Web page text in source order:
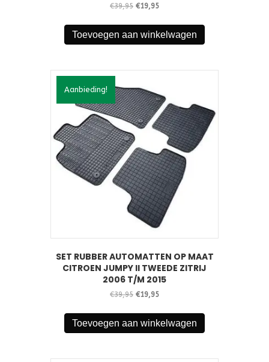
€39,95 Oorspronkelijke
was:
€39,95.
€19,95Huidige
is:
€19,95.
Toevoegen aan winkelwagen
Aanbieding!
SET RUBBER AUTOMATTEN OP MAAT
CITROEN JUMPY II TWEEDE ZITRIJ
2006 T/M 2015
€39,95 Oorspronkelijke
was:
€39,95.
€19,95Huidige
is:
€19,95.
Toevoegen aan winkelwagen